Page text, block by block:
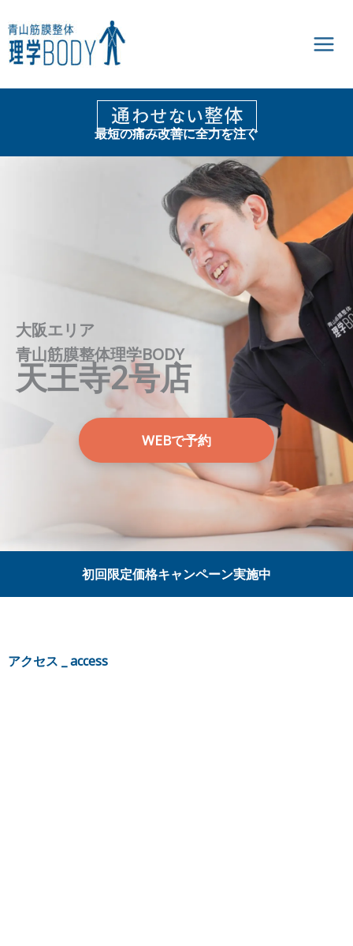
容
を
ス
最短の痛み改善に全力を注ぐ
大阪エリア
青山筋膜整体理学BODY
天王寺2号店
WEBで予約
初回限定価格キャンペーン実施中
アクセス _ access